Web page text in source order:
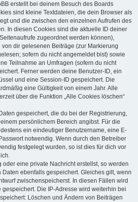
erstellt bei deinem Besuch des Boards
sind kleine Textdateien, die dein Browser als
und die zwischen den einzelnen Aufrufen des
In diesen Cookies sind die aktuelle ID deiner
zugeordnet werden können),
von dir gelesenen Beiträge (zur Markierung
sofern du nicht angemeldet bist) sowie
Teilnahme an Umfragen (sofern du nicht
Ferner werden deine Benutzer-ID, ein
und eine Session-ID gespeichert. Die
eine Gültigkeit von einem Jahr. Alle
über die Funktion „Alle Cookies löschen“
gespeichert, die du bei der Registrierung,
persönlichem Bereich angibst. Für die
ein eindeutiger Benutzername, eine E-
notwendig. Wenn durch den Betreiber
festgelegt wurden, so ist dies für dich vor
oder eine private Nachricht erstellst, so werden
ebenfalls gespeichert. Gleiches gilt, wenn
zwischenspeicherst. In diesen Fällen wird
gespeichert. Die IP-Adresse wird weiterhin bei
Löschen und Ändern von Beiträgen